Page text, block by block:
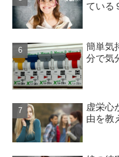
ている
簡単気
分で気
虚栄心
由を教